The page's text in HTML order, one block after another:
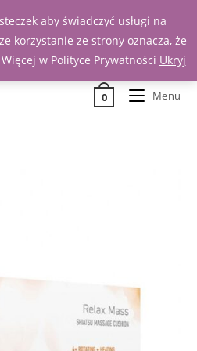
539 391 290
0 Menu
aby świadczyć usługi na
korzystanie ze strony oznacza, że
w Polityce Prywatności Ukryj